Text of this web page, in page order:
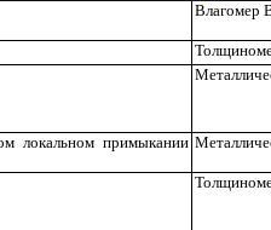
Влагомер
локальном примыкании